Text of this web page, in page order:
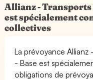
Allianz - Transports
est spécialement
collectives
La prévoyance
- Base est
obligations de